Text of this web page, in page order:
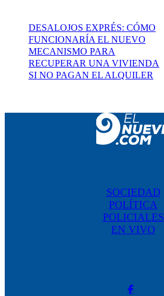
DESALOJOS EXPRÉS: CÓMO
FUNCIONARÍA EL NUEVO
MECANISMO PARA
RECUPERAR UNA VIVIENDA
SI NO PAGAN EL ALQUILER
SOCIEDAD
POLÍTICA
POLICIALES
EN VIVO